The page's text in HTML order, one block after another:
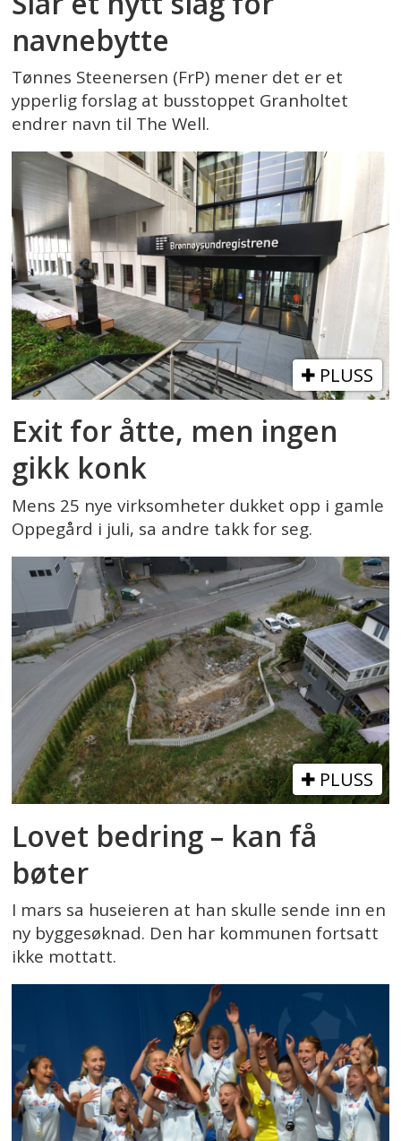
navnebytte
Tønnes Steenersen (FrP) mener det er et
ypperlig forslag at busstoppet Granholtet
endrer navn til The Well.
PLUSS
Exit for åtte, men ingen
gikk konk
Mens 25 nye virksomheter dukket opp i gamle
Oppegård i juli, sa andre takk for seg.
PLUSS
Lovet bedring – kan få
bøter
I mars sa huseieren at han skulle sende inn en
ny byggesøknad. Den har kommunen fortsatt
ikke mottatt.